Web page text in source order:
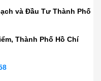
và Đầu Tư Thành Phố
Thành Phố Hồ Chí